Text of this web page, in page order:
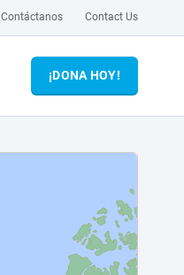
Contáctanos Contact Us
¡DONA HOY!